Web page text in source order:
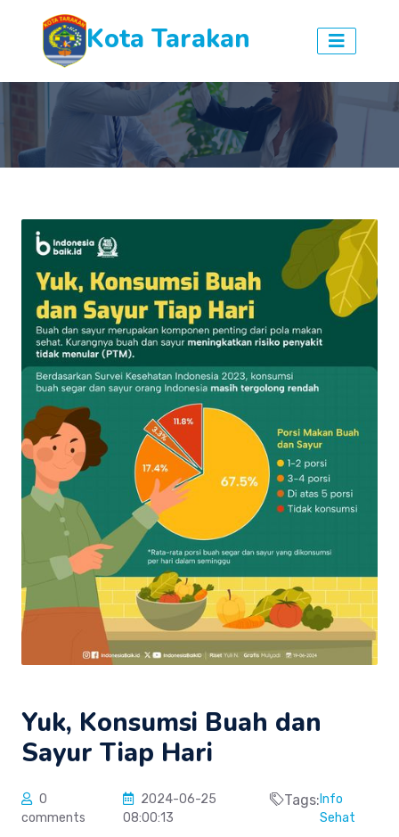
Kota Tarakan
Yuk, Konsumsi Buah dan
Sayur Tiap Hari
0
comments
2024-06-25
08:00:13
Tags: Info
Sehat